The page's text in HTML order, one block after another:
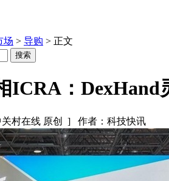
场 > 导购 > 正文
ICRA：
村在线 原创 ] 作者：科技快讯